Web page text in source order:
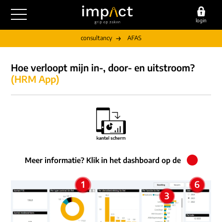
login
outsourcing
financiële administratie
salarisadministratie
detachering
HR/payroll
HR/payroll traineeship
consultancy
overige diensten
werving & selectie
vacatures
communicatie
outsourcing
detachering
consultancy
werken bij
onze experts
contact
vestigingen
consultancy AFAS
Hoe verloopt mijn in-, door- en uitstroom?
(HRM App)
Meer informatie? Klik in het dashboard op de
1
3
6